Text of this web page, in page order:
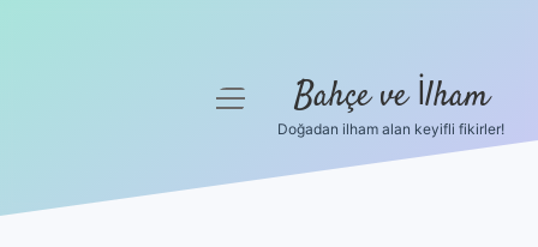
menüyü
Bahçe ve İlham
Doğadan ilham alan keyifli fikirler!